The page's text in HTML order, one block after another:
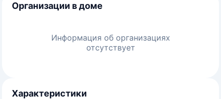
Организации в доме
Информация об организациях
отсутствует
Характеристики